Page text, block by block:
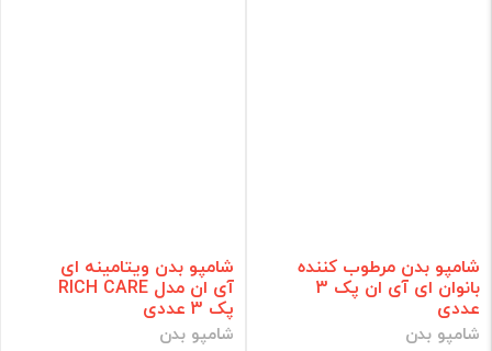
شامپو بدن مرطوب کننده
بانوان ای آی ان پک 3
عددی
شامپو بدن
شامپو بدن ویتامینه ای
آی ان مدل RICH CARE
پک 3 عددی
شامپو بدن